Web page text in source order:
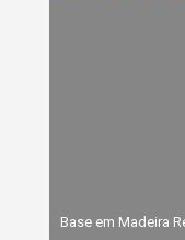
Base em Madeira